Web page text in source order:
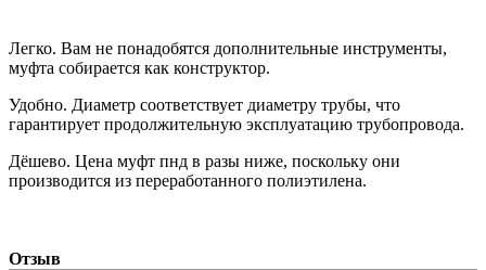
Легко. Вам не понадобятся дополнительные инструменты,
муфта собирается как конструктор.
Удобно. Диаметр соответствует диаметру трубы, что
гарантирует продолжительную эксплуатацию трубопровода.
Дёшево. Цена муфт пнд в разы ниже, поскольку они
производится из переработанного полиэтилена.
Отзыв